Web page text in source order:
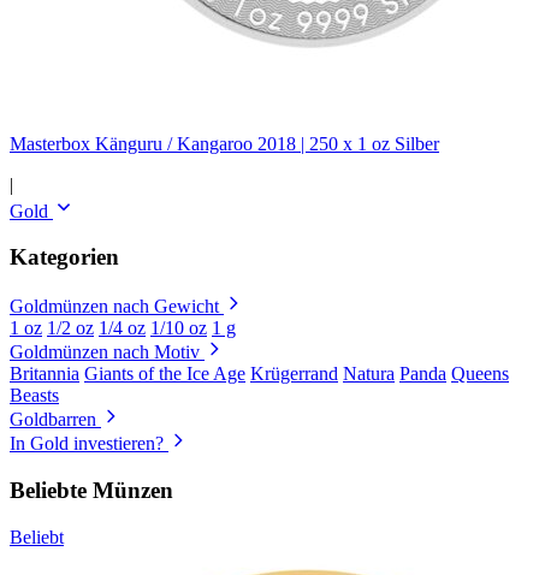
Masterbox Känguru / Kangaroo 2018 | 250 x 1 oz Silber
|
Gold
Kategorien
Goldmünzen nach Gewicht
1 oz 1/2 oz 1/4 oz 1/10 oz 1 g
Goldmünzen nach Motiv
Britannia Giants of the Ice Age Krügerrand Natura Panda Queens
Beasts
Goldbarren
In Gold investieren?
Beliebte Münzen
Beliebt